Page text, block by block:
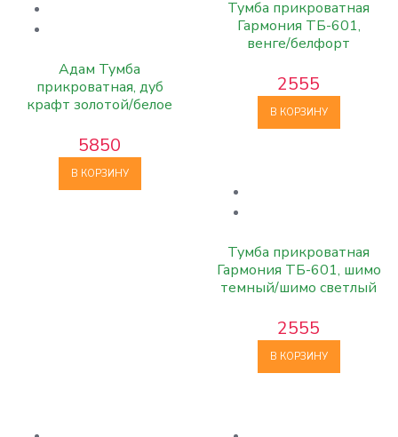
Адам Тумба
прикроватная, дуб
крафт золотой/белое
5850
В КОРЗИНУ
Тумба прикроватная
Гармония ТБ-601,
венге/белфорт
2555
В КОРЗИНУ
Тумба прикроватная
Гармония ТБ-601, шимо
темный/шимо светлый
2555
В КОРЗИНУ